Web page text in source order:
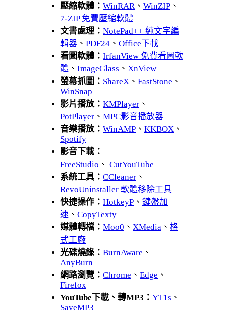
壓縮軟體： WinRAR 、 WinZIP 、
7-ZIP 免費壓縮軟體
文書處理： NotePad++ 純文字編
輯器 、 PDF24 、 Office下載
看圖軟體： IrfanView 免費看圖軟
體 、 ImageGlass 、 XnView
螢幕抓圖： ShareX 、 FastStone 、
WinSnap
影片播放： KMPlayer 、
PotPlayer 、 MPC影音播放器
音樂播放： WinAMP 、 KKBOX 、
Spotify
影音下載：
FreeStudio 、 CutYouTube
系統工具： CCleaner 、
RevoUninstaller 軟體移除工具
快捷操作： HotkeyP 、 鍵盤加
速 、 CopyTexty
媒體轉檔： Moo0 、 XMedia 、 格
式工廠
光碟燒錄： BurnAware 、
AnyBurn
網路瀏覽： Chrome 、 Edge 、
Firefox
YouTube下載、轉MP3： YT1s 、
SaveMP3